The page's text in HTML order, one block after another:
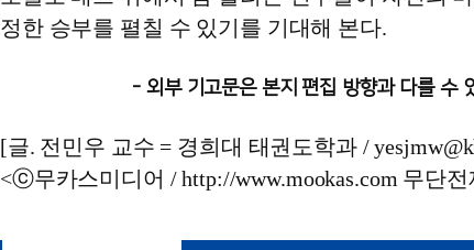
정한 승부를 펼칠 수 있기를 기대해 본다.
- 외부 기고문은 본지 편집 방향과 다를 수
[글. 전민우 교수 = 경희대 태권도학과 /
<ⓒ무카스미디어 / http://www.mookas.com 무단